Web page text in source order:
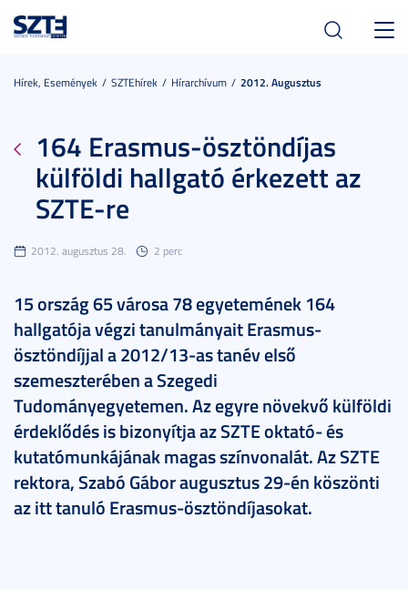
Hírek, Események SZTEhírek Hírarchívum 2012. Augusztus
164 Erasmus-ösztöndíjas
külföldi hallgató érkezett az
SZTE-re
2012. augusztus 28. 2 perc
15 ország 65 városa 78 egyetemének 164
hallgatója végzi tanulmányait Erasmus-
ösztöndíjjal a 2012/13-as tanév első
szemeszterében a Szegedi
Tudományegyetemen. Az egyre növekvő külföldi
érdeklődés is bizonyítja az SZTE oktató- és
kutatómunkájának magas színvonalát. Az SZTE
rektora, Szabó Gábor augusztus 29-én köszönti
az itt tanuló Erasmus-ösztöndíjasokat.